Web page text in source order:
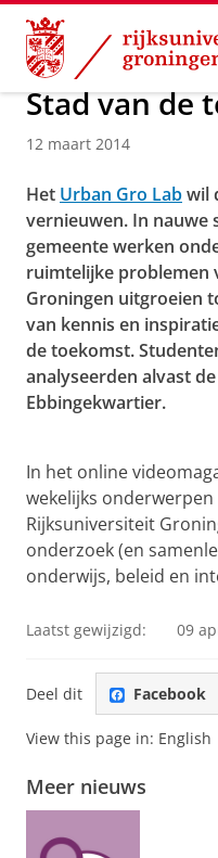
Skip
Content
Skip
Navigation
Over ons
Stad van de
12 maart 2014
Het Urban Gro Labwil
vernieuwen. In nauwe
gemeente werken
ruimtelijke problemen
Groningen uitgroeien
van kennis en
de toekomst.
analyseerden alvast
Ebbingekwartier.
In het online
wekelijks
Rijksuniversiteit
onderzoek (en
onderwijs, beleid en
Laatst gewijzigd: 09
Deel dit Facebook
View this page in: English
Meer nieuws